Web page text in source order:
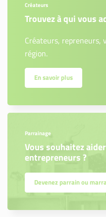
Créateurs
Trouvez à qui vous
Créateurs, repreneurs,
région.
En savoir plus
Parrainage
Vous souhaitez
entrepreneurs ?
Devenez parrain ou